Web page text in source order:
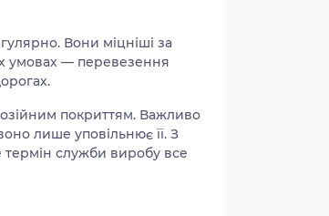
Вони міцніші за
умовах — перевезення
покриттям. Важливо
лише уповільнює її. З
термін служби виробу все
колеса. Воно перекриває